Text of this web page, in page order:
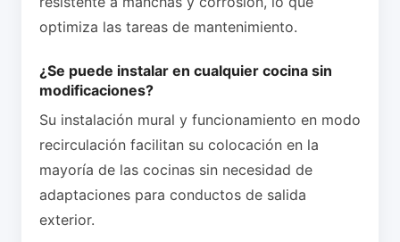
optimiza las tareas de mantenimiento.
¿Se puede instalar en cualquier cocina sin
modificaciones?
Su instalación mural y funcionamiento en modo
recirculación facilitan su colocación en la
mayoría de las cocinas sin necesidad de
adaptaciones para conductos de salida
exterior.